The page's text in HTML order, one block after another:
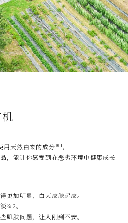
天然由来的成分※1。
，能让你感受到在恶劣环境中健康成长
更加明显，白天皮肤起皮。
※2。
肌肤问题，让人刚到不安。